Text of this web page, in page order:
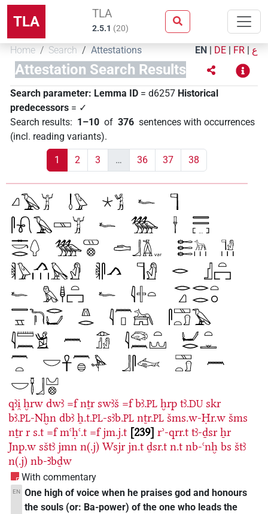
TLA TLA
2.5.1 (20)
Home Search Attestations EN | DE | FR | ع
Attestation Search Results
Search parameter: Lemma ID = d6257 Historical
predecessors = ✓
Search results: 1–10 of 376 sentences with occurrences
(incl. reading variants).
1 2 3 … 36 37 38
qꜣi̯ ḫrw dwꜣ =f nṯr swꜣš =f bꜣ.PL ḫrp tꜣ.DU skr
bꜣ.PL-Nḫn dbꜣ ẖ.t.PL-sꜣb.PL nṯr.PL šms.w-Ḥr.w šms
nṯr r s.t =f mꜥḥꜥ.t =f jm.j.t 239 rʾ-qrr.t tꜣ-ḏsr ẖr
Jnp.w sštꜣ jmn n(.j) Wsjr jn.t ḏsr.t n.t nb-ꜥnḫ bs štꜣ
n(.j) nb-Ꜣbḏw
With commentary
EN One high of voice when he praises god and honours
the souls (or: Ba-power) of the one who leads the